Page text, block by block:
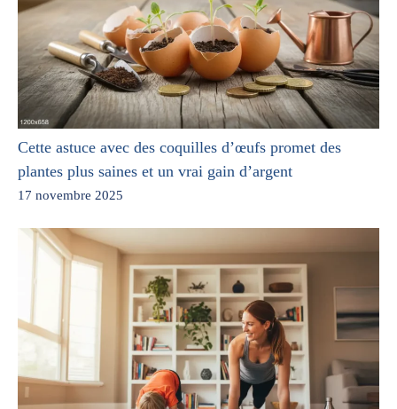
Cette astuce avec des coquilles d’œufs promet des
plantes plus saines et un vrai gain d’argent
17 novembre 2025